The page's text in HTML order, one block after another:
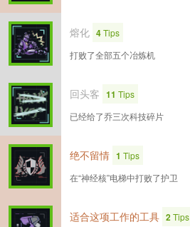
熔化 4Tips
打败了全部五个冶炼机
回头客 11 Tips
已经给了乔三次科技碎片
绝不留情 1 Tips
在“神经核”电梯中打败了护卫
适合这项工作的工具 2Tips